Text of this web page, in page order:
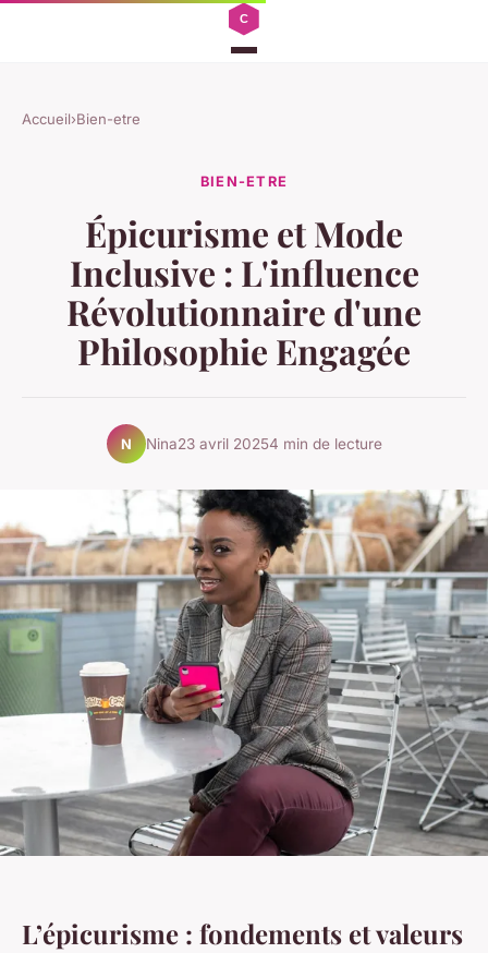
Accueil›Bien-etre
BIEN-ETRE
Épicurisme et Mode
Inclusive : L'influence
Révolutionnaire d'une
Philosophie Engagée
N Nina23 avril 20254 min de lecture
L’épicurisme : fondements et valeurs